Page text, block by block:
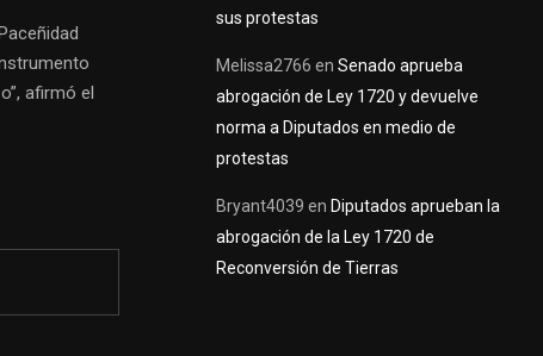
afirmó el
sus protestas
Melissa2766 en Senado aprueba
abrogación de Ley 1720 y devuelve
norma a Diputados en medio de
protestas
Bryant4039 en Diputados aprueban la
abrogación de la Ley 1720 de
Reconversión de Tierras